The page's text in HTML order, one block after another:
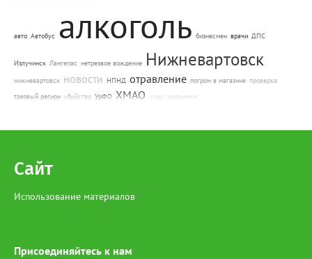
авто Автобус алкоголь бизнесмен врачи ДПС
Излучинск Лангепас нетрезвое вождение Нижневартовск
нижневартовск новости НПНД отравление погром в магазине проверка
трезвый регион убийство УрФО ХМАО хмао шольники
Сайт
Использование материалов
Присоединяйтесь к нам